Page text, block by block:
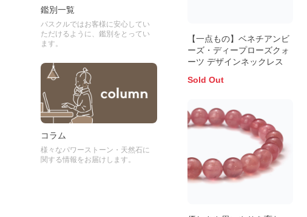
鑑別一覧
パスクルではお客様に安心してい
ただけるように、鑑別をとってい
ます。
コラム
様々なパワーストーン・天然石に
関する情報をお届けします。
【一点もの】ベネチアンビ
ーズ・ディープローズクォ
ーツ デザインネックレス
Sold Out